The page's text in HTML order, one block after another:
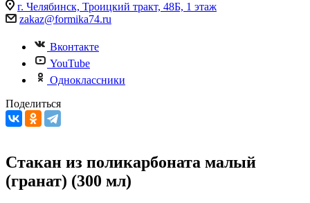
г. Челябинск, Троицкий тракт, 48Б, 1 этаж
zakaz@formika74.ru
Вконтакте
YouTube
Одноклассники
Поделиться
Стакан из поликарбоната малый
(гранат) (300 мл)